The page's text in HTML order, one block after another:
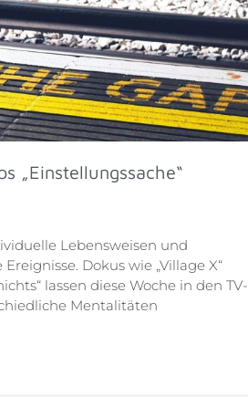
„Einstellungssache“
Lebensweisen und
Dokus wie „Village X“
lassen diese Woche in den TV-
Mentalitäten